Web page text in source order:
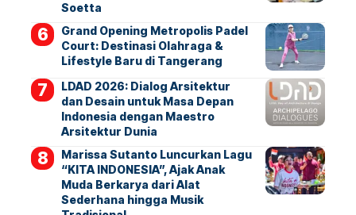
Soetta
Grand Opening Metropolis Padel
Court: Destinasi Olahraga &
Lifestyle Baru di Tangerang
LDAD 2026: Dialog Arsitektur
dan Desain untuk Masa Depan
Indonesia dengan Maestro
Arsitektur Dunia
Marissa Sutanto Luncurkan Lagu
“KITA INDONESIA”, Ajak Anak
Muda Berkarya dari Alat
Sederhana hingga Musik